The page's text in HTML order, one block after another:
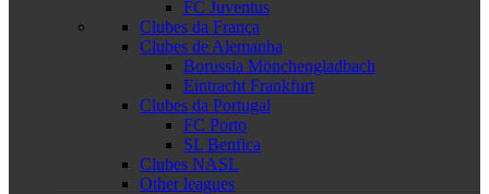
FC Juventus
Clubes da França
Clubes de Alemanha
Borussia Mönchengladbach
Eintracht Frankfurt
Clubes da Portugal
FC Porto
SL Benfica
Clubes NASL
Other leagues